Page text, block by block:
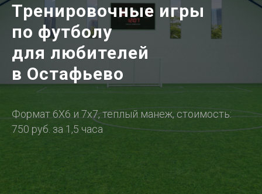
Тренировочные игры
по футболу
для любителей
в Остафьево
Формат 6Х6 и 7х7, теплый манеж, стоимость:
750 руб. за 1,5 часа